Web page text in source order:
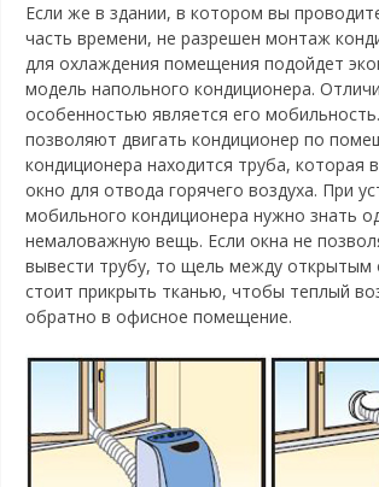
Если же в здании, в котором вы
часть времени, не разрешен монтаж
для охлаждения помещения подойдет
модель напольного кондиционера.
особенностью является его
позволяют двигать кондиционер по
кондиционера находится труба, которая
окно для отвода горячего воздуха. При
мобильного кондиционера нужно знать
немаловажную вещь. Если окна не
вывести трубу, то щель между открытым
стоит прикрыть тканью, чтобы теплый
обратно в офисное помещение.